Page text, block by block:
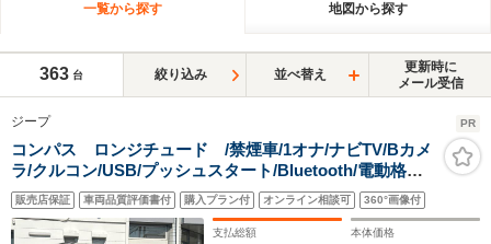
一覧から探す 地図から探す
363 台 絞り込み 並べ替え
更新時に
メール受信
ジープ PR
コンパス ロンジチュード /禁煙車/1オナ/ナビTV/Bカメ
ラ/クルコン/USB/プッシュスタート/Bluetooth/電動格納
ミラー/純正フロアマット/ビルトインETC/純正アルミホイ
ール/AUX/アイドリングストップ/横滑り防止機能/ステア
リングスイッチ
販売店保証 車両品質評価書付 購入プラン付 オンライン相談可 360°画像付
支払総額 本体価格